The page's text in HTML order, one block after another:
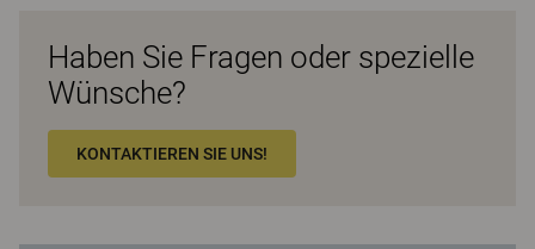
Haben Sie Fragen oder spezielle
Wünsche?
KONTAKTIEREN SIE UNS!